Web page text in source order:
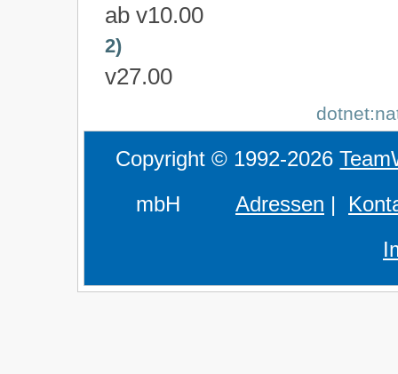
ab v10.00
2)
v27.00
Copyright © 1992-2026
mbH Adressen |